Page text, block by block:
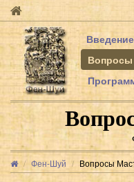
Введение
Фен-Шуй Вопросы